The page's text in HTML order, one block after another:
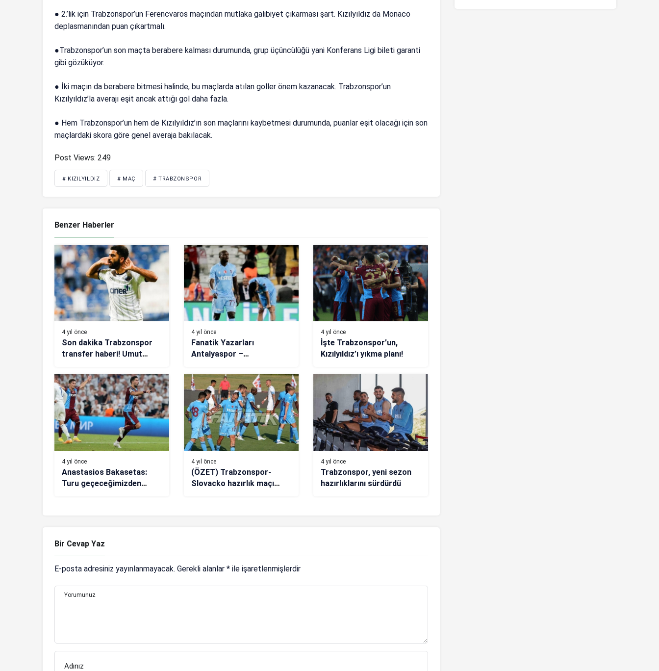
● 2.’lik için Trabzonspor’un Ferencvaros maçından mutlaka galibiyet çıkarması şart. Kızılyıldız da Monaco
deplasmanından puan çıkartmalı.
●Trabzonspor’un son maçta berabere kalması durumunda, grup üçüncülüğü yani Konferans Ligi bileti garanti
gibi gözüküyor.
● İki maçın da berabere bitmesi halinde, bu maçlarda atılan goller önem kazanacak. Trabzonspor’un
Kızılyıldız’la averajı eşit ancak attığı gol daha fazla.
● Hem Trabzonspor’un hem de Kızılyıldız’ın son maçlarını kaybetmesi durumunda, puanlar eşit olacağı için son
maçlardaki skora göre genel averaja bakılacak.
Post Views: 249
# KIZILYILDIZ # MAÇ # TRABZONSPOR
Benzer Haberler
4 yıl önce
Son dakika Trabzonspor
transfer haberi! Umut
Trabzonspor’a
4 yıl önce
Fanatik Yazarları
Antalyaspor –
kaleme aldı! “Tarihi
yenilgi”…
4 yıl önce
İşte Trabzonspor’un,
Kızılyıldız’ı yıkma planı!
4 yıl önce
Anastasios Bakasetas:
Turu geçeceğimizden
4 yıl önce
(ÖZET) Trabzonspor-
Slovacko hazırlık maçı
4 yıl önce
Trabzonspor, yeni sezon
hazırlıklarını sürdürdü
Bir Cevap Yaz
E-posta adresiniz yayınlanmayacak. Gerekli alanlar * ile işaretlenmişlerdir
Yorumunuz
Adınız